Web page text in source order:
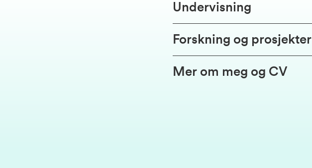
Undervisning
Forskning og prosjekter
Mer om meg og CV